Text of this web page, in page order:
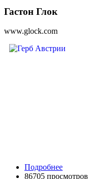
Гастон Глок
www.glock.com
Подробнее
86705 просмотров